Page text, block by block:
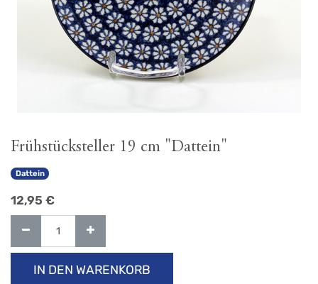
Frühstücksteller 19 cm "Dattein"
Dattein
12,95 €
IN DEN WARENKORB